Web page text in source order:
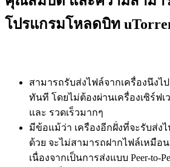
โปรแกรมโหลดบิท
สามารถรับส่งไฟล์จากเครื่องนึงไ
ทันที โดยไม่ต้องผ่านเครื่องเซิร์ฟ
และ รวดเร็วมากๆ
มีข้อแม้ว่า เครืองอีกฝั่งที่จะรับส่ง
ด้วย จะไม่สามารถฝากไฟล์เหมือน
เนื่องจากเป็นการส่งแบบ Peer-to-